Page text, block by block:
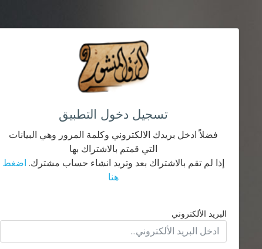
تسجيل دخول التطبيق
فضلاً ادخل بريدك الالكتروني وكلمة المرور وهي البيانات
التي قمتم بالاشتراك بها
إذا لم تقم بالاشتراك بعد وتريد انشاء حساب مشترك. اضغط
هنا
البريد الألكتروني